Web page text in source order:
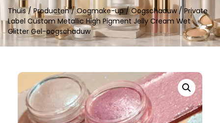
Thuis/ Producten/Oogmake-up/Oogschaduw/ Private
Label Custom Metallic High Pigment Jelly Cream Wet
Glitter Gel-oogschaduw